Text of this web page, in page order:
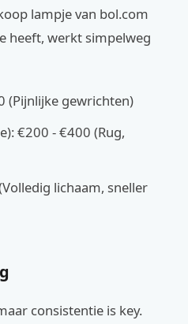
lampje van bol.com
heeft, werkt simpelweg
(Pijnlijke gewrichten)
€200 - €400 (Rug,
lichaam, sneller
consistentie is key.